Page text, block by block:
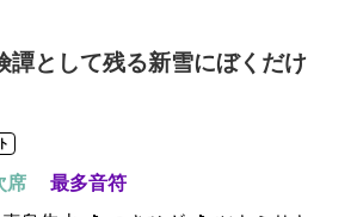
譚として残る新雪にぼくだけ
席
最多音符